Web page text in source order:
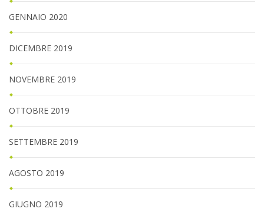
GENNAIO 2020
DICEMBRE 2019
NOVEMBRE 2019
OTTOBRE 2019
SETTEMBRE 2019
AGOSTO 2019
GIUGNO 2019